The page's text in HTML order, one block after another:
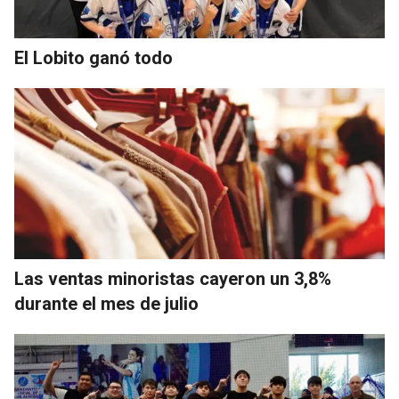
El Lobito ganó todo
Las ventas minoristas cayeron un 3,8%
durante el mes de julio